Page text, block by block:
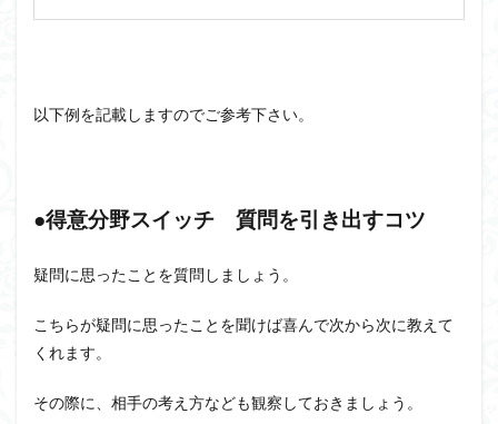
以下例を記載しますのでご参考下さい。
●得意分野スイッチ 質問を引き出すコツ
疑問に思ったことを質問しましょう。
こちらが疑問に思ったことを聞けば喜んで次から次に教えて
くれます。
その際に、相手の考え方なども観察しておきましょう。